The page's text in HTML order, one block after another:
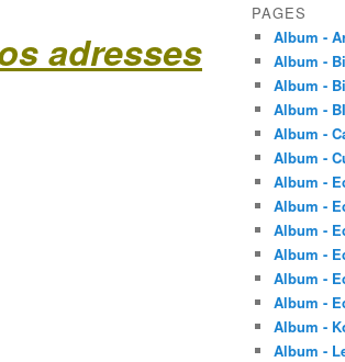
adresses
PAGES
Album -
Album -
Album -
Album -
Album -
Album -
Album -
Album -
Album -
Album -
Album -
Album -
Album -
Album -